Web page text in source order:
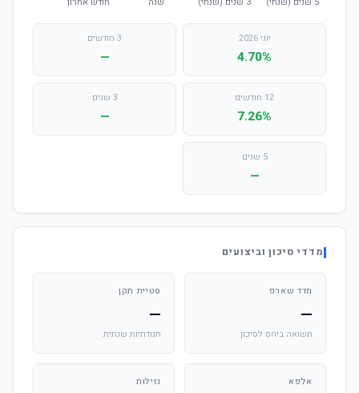
יוני 2026
4.70%
3 חודשים
—
12 חודשים
7.26%
3 שנים
—
5 שנים
—
מדדי סיכון וביצועים
מדד שארפ
—
תשואה ביחס לסיכון
סטיית תקן
—
תנודתיות שנתית
אלפא נזילות